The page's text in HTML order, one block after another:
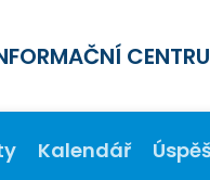
Kalendář